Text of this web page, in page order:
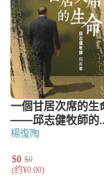
楊復陶